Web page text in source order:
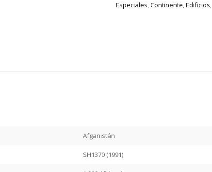
Especiales,Continente,Edificios,
Afganistán
SH1370 (1991)